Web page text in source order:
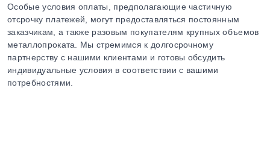
Особые условия оплаты, предполагающие частичную
отсрочку платежей, могут предоставляться постоянным
заказчикам, а также разовым покупателям крупных объемов
металлопроката. Мы стремимся к долгосрочному
партнерству с нашими клиентами и готовы обсудить
индивидуальные условия в соответствии с вашими
потребностями.